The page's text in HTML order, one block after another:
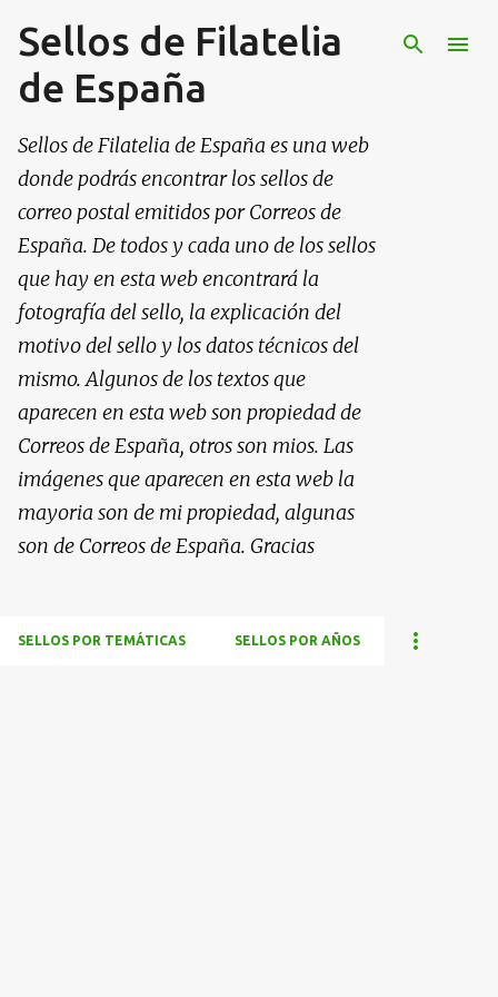
Ir al contenido principal
Sellos de Filatelia
de España
Sellos de Filatelia de España es una web
donde podrás encontrar los sellos de
correo postal emitidos por Correos de
España. De todos y cada uno de los sellos
que hay en esta web encontrará la
fotografía del sello, la explicación del
motivo del sello y los datos técnicos del
mismo. Algunos de los textos que
aparecen en esta web son propiedad de
Correos de España, otros son mios. Las
imágenes que aparecen en esta web la
mayoria son de mi propiedad, algunas
son de Correos de España. Gracias
SELLOS POR TEMÁTICAS SELLOS POR AÑOS